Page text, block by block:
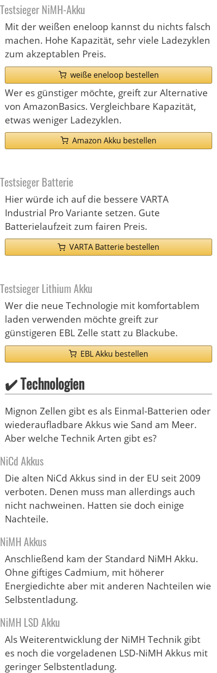
Testsieger NiMH-Akku
Mit der weißen eneloop kannst du nichts falsch
machen. Hohe Kapazität, sehr viele Ladezyklen
zum akzeptablen Preis.
weiße eneloop bestellen
Wer es günstiger möchte, greift zur Alternative
von AmazonBasics. Vergleichbare Kapazität,
etwas weniger Ladezyklen.
Amazon Akku bestellen
Testsieger Batterie
Hier würde ich auf die bessere VARTA
Industrial Pro Variante setzen. Gute
Batterielaufzeit zum fairen Preis.
VARTA Batterie bestellen
Testsieger Lithium Akku
Wer die neue Technologie mit komfortablem
laden verwenden möchte greift zur
günstigeren EBL Zelle statt zu Blackube.
EBL Akku bestellen
✔️ Technologien
Mignon Zellen gibt es als Einmal-Batterien oder
wiederaufladbare Akkus wie Sand am Meer.
Aber welche Technik Arten gibt es?
NiCd Akkus
Die alten NiCd Akkus sind in der EU seit 2009
verboten. Denen muss man allerdings auch
nicht nachweinen. Hatten sie doch einige
Nachteile.
NiMH Akkus
Anschließend kam der Standard NiMH Akku.
Ohne giftiges Cadmium, mit höherer
Energiedichte aber mit anderen Nachteilen wie
Selbstentladung.
NiMH LSD Akku
Als Weiterentwicklung der NiMH Technik gibt
es noch die vorgeladenen LSD-NiMH Akkus mit
geringer Selbstentladung.